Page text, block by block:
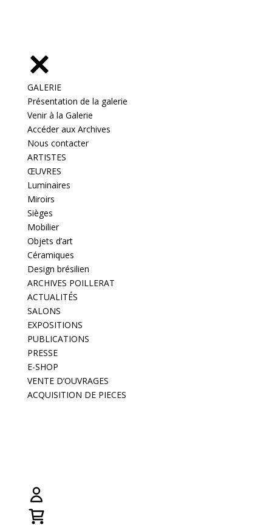
GALERIE
Présentation de la galerie
Venir à la Galerie
Accéder aux Archives
Nous contacter
ARTISTES
ŒUVRES
Luminaires
Miroirs
Sièges
Mobilier
Objets d’art
Céramiques
Design brésilien
ARCHIVES POILLERAT
ACTUALITÉS
SALONS
EXPOSITIONS
PUBLICATIONS
PRESSE
E-SHOP
VENTE D’OUVRAGES
ACQUISITION DE PIECES